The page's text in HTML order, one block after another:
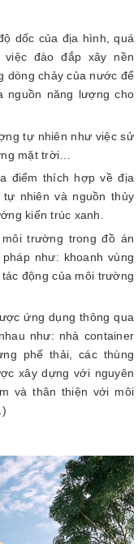
dốc của địa hình, quá
đào đắp xây nền
dòng chảy của nước để
nguồn năng lượng cho
tự nhiên như việc sử
mặt trời…
điểm thích hợp về địa
nhiên và nguồn thủy
kiến trúc xanh.
trường trong đồ án
như: khoanh vùng
động của môi trường
ứng dụng thông qua
như: nhà container
phế thải, các thùng
xây dựng với nguyên
và thân thiện với môi